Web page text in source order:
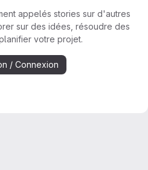
appelés stories sur d'autres
sur des idées, résoudre des
votre projet.
/ Connexion